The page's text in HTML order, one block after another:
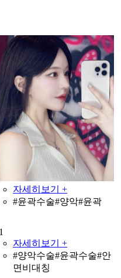
자세히보기 +
#윤곽수술#양악#윤곽
자세히보기 +
#양악수술#윤곽수술#안
면비대칭